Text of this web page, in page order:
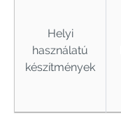
Helyi
használatú
készítmények